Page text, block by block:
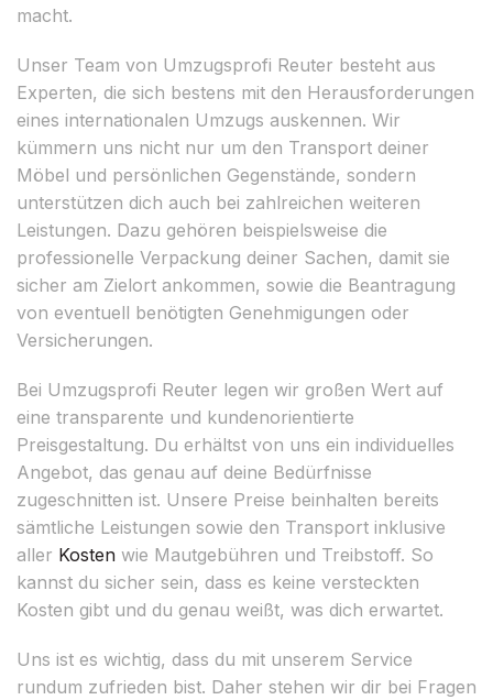
macht.
Unser Team von Umzugsprofi Reuter besteht aus
Experten, die sich bestens mit den Herausforderungen
eines internationalen Umzugs auskennen. Wir
kümmern uns nicht nur um den Transport deiner
Möbel und persönlichen Gegenstände, sondern
unterstützen dich auch bei zahlreichen weiteren
Leistungen. Dazu gehören beispielsweise die
professionelle Verpackung deiner Sachen, damit sie
sicher am Zielort ankommen, sowie die Beantragung
von eventuell benötigten Genehmigungen oder
Versicherungen.
Bei Umzugsprofi Reuter legen wir großen Wert auf
eine transparente und kundenorientierte
Preisgestaltung. Du erhältst von uns ein individuelles
Angebot, das genau auf deine Bedürfnisse
zugeschnitten ist. Unsere Preise beinhalten bereits
sämtliche Leistungen sowie den Transport inklusive
aller Kosten wie Mautgebühren und Treibstoff. So
kannst du sicher sein, dass es keine versteckten
Kosten gibt und du genau weißt, was dich erwartet.
Uns ist es wichtig, dass du mit unserem Service
rundum zufrieden bist. Daher stehen wir dir bei Fragen